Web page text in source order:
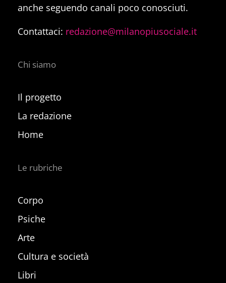
anche seguendo canali poco conosciuti.
Contattaci: redazione@milanopiusociale.it
Chi siamo
Il progetto
La redazione
Home
Le rubriche
Corpo
Psiche
Arte
Cultura e società
Libri